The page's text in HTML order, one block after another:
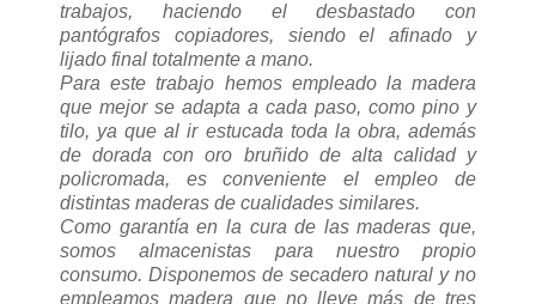
trabajos, haciendo el desbastado con
pantógrafos copiadores, siendo el afinado y
lijado final totalmente a mano.
Para este trabajo hemos empleado la madera
que mejor se adapta a cada paso, como pino y
tilo, ya que al ir estucada toda la obra, además
de dorada con oro bruñido de alta calidad y
policromada, es conveniente el empleo de
distintas maderas de cualidades similares.
Como garantía en la cura de las maderas que,
somos almacenistas para nuestro propio
consumo. Disponemos de secadero natural y no
empleamos madera que no lleve más de tres